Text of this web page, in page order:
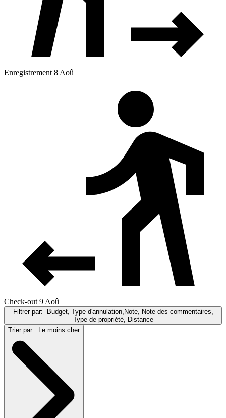
Enregistrement 8 Aoû
Check-out 9 Aoû
Filtrer par:
Budget, Type d'annulation,Note, Note des commentaires,
Type de propriété, Distance
Trier par:
Le moins cher